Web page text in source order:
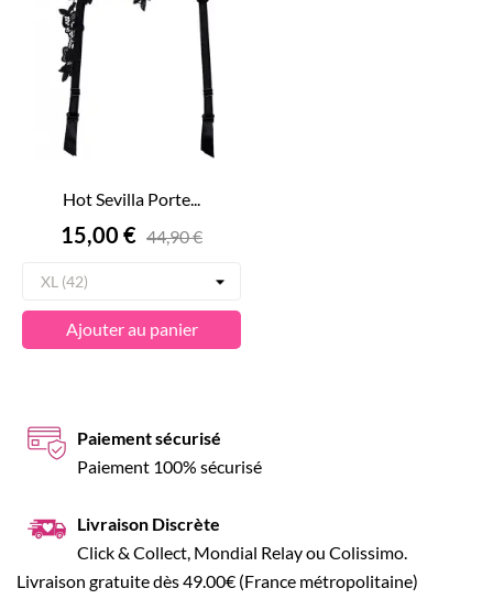
Hot Sevilla Porte...
Prix
15,00 € 44,90 €
Ajouter au panier
Paiement sécurisé
Paiement 100% sécurisé
Livraison Discrète
Click & Collect, Mondial Relay ou Colissimo.
Livraison gratuite dès 49.00€ (France métropolitaine)